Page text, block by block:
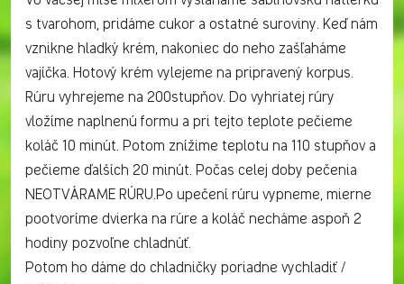
s tvarohom, pridáme cukor a ostatné suroviny. Keď nám
vznikne hladký krém, nakoniec do neho zašľaháme
vajíčka. Hotový krém vylejeme na pripravený korpus.
Rúru vyhrejeme na 200stupňov. Do vyhriatej rúry
vložíme naplnenú formu a pri tejto teplote pečieme
koláč 10 minút. Potom znížime teplotu na 110 stupňov a
pečieme ďalších 20 minút. Počas celej doby pečenia
NEOTVÁRAME RÚRU.Po upečení rúru vypneme, mierne
pootvoríme dvierka na rúre a koláč necháme aspoň 2
hodiny pozvoľne chladnúť.
Potom ho dáme do chladničky poriadne vychladiť /